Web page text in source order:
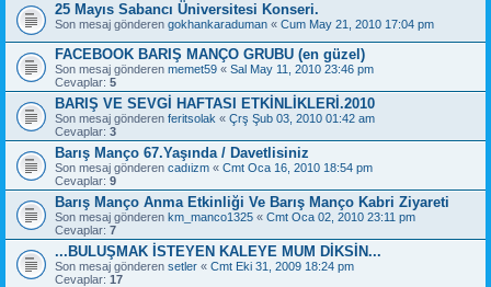
25 Mayıs Sabancı Üniversitesi Konseri.
Son mesaj gönderen gokhankaraduman « Cum May 21, 2010 17:04 pm
FACEBOOK BARIŞ MANÇO GRUBU (en güzel)
Son mesaj gönderen memet59 « Sal May 11, 2010 23:46 pm
Cevaplar: 5
BARIŞ VE SEVGİ HAFTASI ETKİNLİKLERİ.2010
Son mesaj gönderen feritsolak « Çrş Şub 03, 2010 01:42 am
Cevaplar: 3
Barış Manço 67.Yaşında / Davetlisiniz
Son mesaj gönderen cadıizm « Cmt Oca 16, 2010 18:54 pm
Cevaplar: 9
Barış Manço Anma Etkinliği Ve Barış Manço Kabri Ziyareti
Son mesaj gönderen km_manco1325 « Cmt Oca 02, 2010 23:11 pm
Cevaplar: 7
...BULUŞMAK İSTEYEN KALEYE MUM DİKSİN...
Son mesaj gönderen setler « Cmt Eki 31, 2009 18:24 pm
Cevaplar: 17